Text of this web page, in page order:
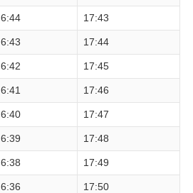
6:44 17:43
6:43 17:44
6:42 17:45
6:41 17:46
6:40 17:47
6:39 17:48
6:38 17:49
6:36 17:50